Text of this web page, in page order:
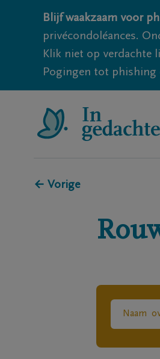
Blijf waakzaam voor
privécondoléances.
Klik niet op verdachte
Pogingen tot phishing
← Vorige